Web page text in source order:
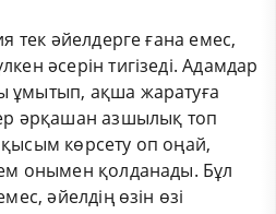
тек әйелдерге ғана емес,
әсерін тигізеді. Адамдар
ұмытып, ақша жаратуға
әрқашан азшылық топ
көрсету оп оңай,
онымен қолданады. Бұл
әйелдің өзін өзі